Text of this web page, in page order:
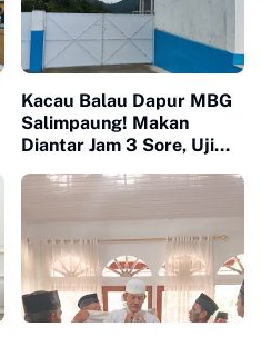
Kacau Balau Dapur MBG
Salimpaung! Makan
Diantar Jam 3 Sore, Uji
SPPG 'Menghilang'